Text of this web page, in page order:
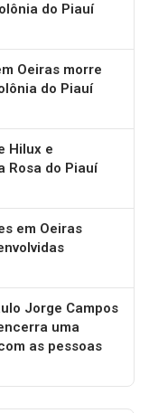
do Piauí
Oeiras morre
do Piauí
Hilux e
Rosa do Piauí
em Oeiras
Jorge Campos
uma
as pessoas